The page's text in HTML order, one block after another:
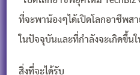
ที่จะพาน้องๆได้เปิดโลกอาชีพส
ในปัจจุบันและที่กำลังจะเกิดขึ้น
สิ่งที่จะได้รับ